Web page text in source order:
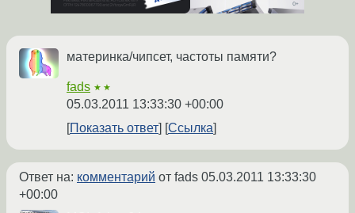
материнка/чипсет, частоты памяти?
fads ★★
05.03.2011 13:33:30 +00:00
Показать ответ
Ссылка
Ответ на: комментарий от fads 05.03.2011 13:33:30
+00:00